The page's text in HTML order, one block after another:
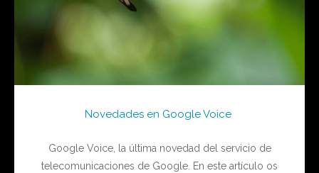
Novedades en Google Voice
Google Voice, la última novedad del servicio de
telecomunicaciones de Google. En este artículo os